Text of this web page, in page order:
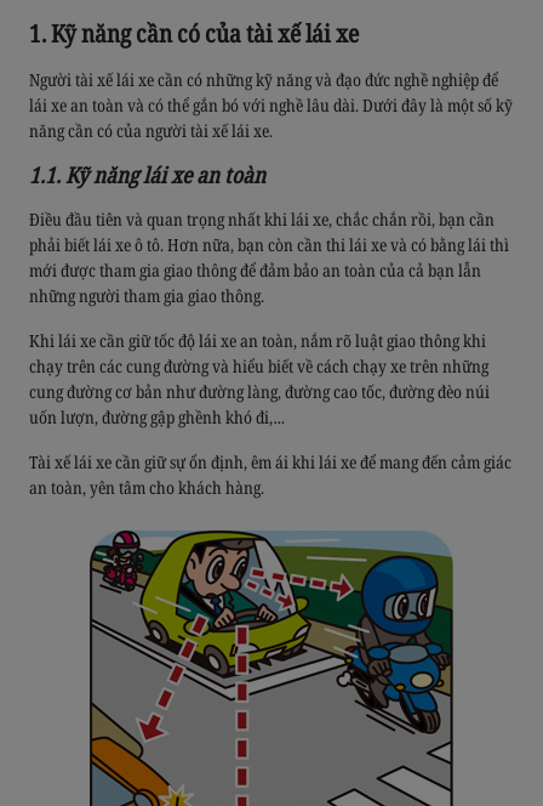
1. Kỹ năng cần có của tài xế lái xe
Người tài xế lái xe cần có những kỹ năng và đạo đức nghề nghiệp để
lái xe an toàn và có thể gắn bó với nghề lâu dài. Dưới đây là một số kỹ
năng cần có của người tài xế lái xe.
1.1. Kỹ năng lái xe an toàn
Điều đầu tiên và quan trọng nhất khi lái xe, chắc chắn rồi, bạn cần
phải biết lái xe ô tô. Hơn nữa, bạn còn cần thi lái xe và có bằng lái thì
mới được tham gia giao thông để đảm bảo an toàn của cả bạn lẫn
những người tham gia giao thông.
Khi lái xe cần giữ tốc độ lái xe an toàn, nắm rõ luật giao thông khi
chạy trên các cung đường và hiểu biết về cách chạy xe trên những
cung đường cơ bản như đường làng, đường cao tốc, đường đèo núi
uốn lượn, đường gập ghềnh khó đi,…
Tài xế lái xe cần giữ sự ổn định, êm ái khi lái xe để mang đến cảm giác
an toàn, yên tâm cho khách hàng.